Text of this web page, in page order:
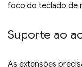
foco do teclado de
Suporte ao
As extensões